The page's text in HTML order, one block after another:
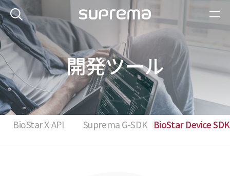
開発ツール
BioStar X API Suprema G-SDK BioStar Device SDK